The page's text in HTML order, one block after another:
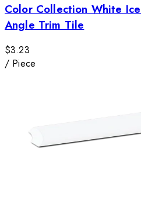
Color Collection White
Angle Trim Tile
$3.23
/ Piece